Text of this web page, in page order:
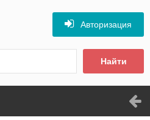
Найти
Авторизация